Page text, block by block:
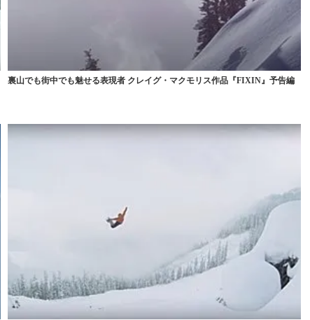
裏山でも街中でも魅せる表現者 クレイグ・マクモリス作品『FIXIN』予告編